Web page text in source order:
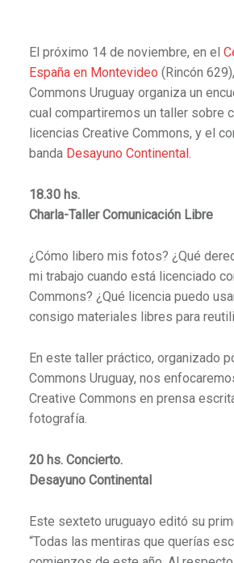
El próximo 14 de noviembre, en el
España en Montevideo (Rincón
Commons Uruguay organiza un
cual compartiremos un taller sobre
licencias Creative Commons, y el
banda Desayuno Continental .
18.30 hs.
Charla-Taller Comunicación Libre
¿Cómo libero mis fotos? ¿Qué
mi trabajo cuando está licenciado
Commons? ¿Qué licencia puedo
consigo materiales libres para
En este taller práctico, organizado
Commons Uruguay, nos
Creative Commons en prensa
fotografía.
20 hs. Concierto.
Desayuno Continental
Este sexteto uruguayo editó su
“Todas las mentiras que querías